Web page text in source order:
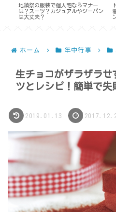
地鎮祭の服装で個人宅ならマナー
は？スーツ？カジュアルやジーパン
は大丈夫？
ホーム 年中行事
生チョコがザラザラせ
ツとレシピ！簡単で失
2019.01.13